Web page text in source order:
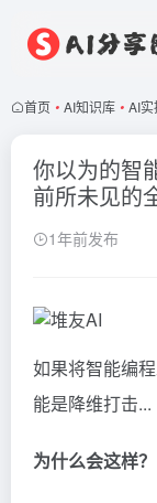
首页 • AI知识库 • AI
你以为的智
前所未见的
1年前发布
如果将智能编
能是降维打击...
为什么会这样？